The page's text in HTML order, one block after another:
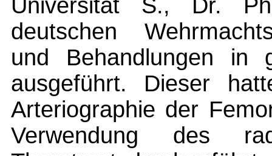
Universität S., Dr.
deutschen
und Behandlungen in
ausgeführt. Dieser
Arteriographie der
Verwendung des